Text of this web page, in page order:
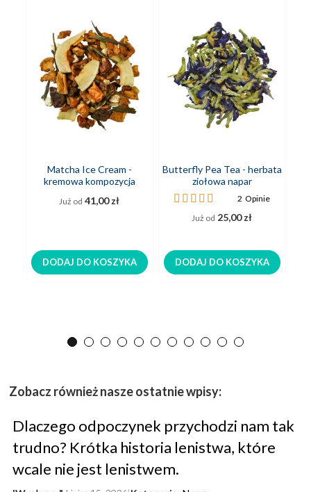
Matcha Ice Cream -
kremowa kompozycja
Już od 41,00 zł
DODAJ DO KOSZYKA
Butterfly Pea Tea - herbata
ziołowa napar
Ocena:
2Opinie
Już od 25,00 zł
DODAJ DO KOSZYKA
Zobacz również nasze ostatnie wpisy:
Dlaczego odpoczynek przychodzi nam tak
trudno? Krótka historia lenistwa, które
wcale nie jest lenistwem.